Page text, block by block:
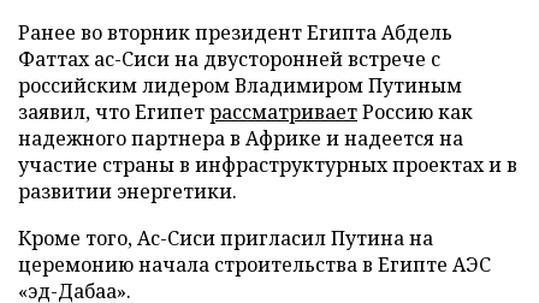
Ранее во вторник президент Египта Абдель
Фаттах ас-Сиси на двусторонней встрече с
российским лидером Владимиром Путиным
заявил, что ЕгипетрассматриваетРоссию как
надежного партнера в Африке и надеется на
участие страны в инфраструктурных проектах и в
развитии энергетики.
Кроме того, Ас-Сиси пригласил Путина на
церемонию начала строительства в Египте АЭС
«эд-Дабаа».